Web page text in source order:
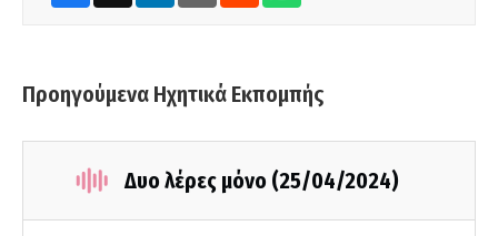
Προηγούμενα Ηχητικά Εκπομπής
Δυο λέρες μόνο (25/04/2024)